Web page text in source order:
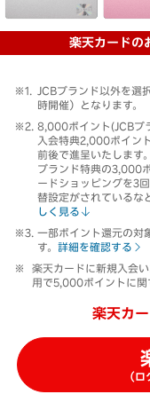
楽天カード
JCBブランド以外を選
時開催）となります。
8,000ポイント(JCBブ
入会特典2,000ポイン
前後で進呈いたします
ブランド特典の3,000
ードショッピングを3
替設定がされているな
しく見る
一部ポイント還元の対
す。 詳細を確認する
楽天カードに新規入会
用で5,000ポイントに関
楽天カ
（